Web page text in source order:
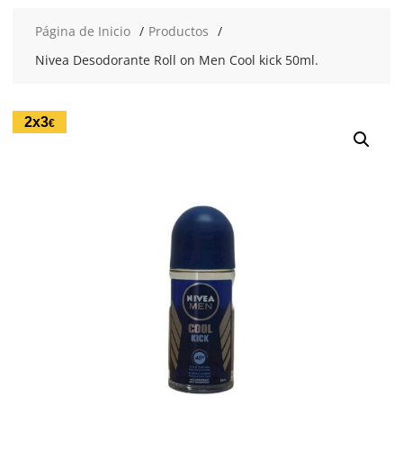
Página de Inicio
Productos
Nivea Desodorante Roll on Men Cool kick 50ml.
2x3€